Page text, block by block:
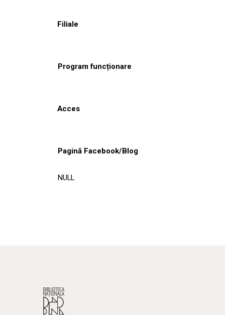
Filiale
Program funcționare
Acces
Pagină Facebook/Blog
NULL